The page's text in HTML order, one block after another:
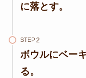
に落とす。
STEP
ボウルにベー
る。